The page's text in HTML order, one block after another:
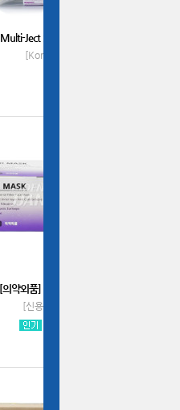
Multi-Ject Sucton Tip
[Komet]
[의약외품] SYD Mask
[신용덴탈]